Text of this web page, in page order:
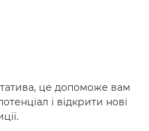
це допоможе вам
і відкрити нові